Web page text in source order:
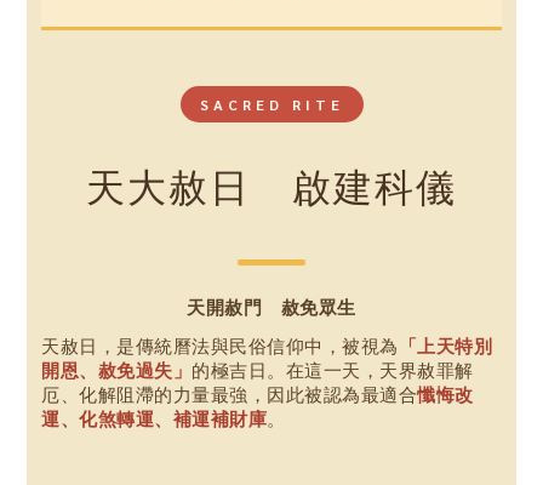
SACRED RITE
天大赦日 啟建科儀
天開赦門 赦免眾生
天赦日，是傳統曆法與民俗信仰中，被視為 「上天特別
開恩、赦免過失」 的極吉日。在這一天，天界赦罪解
厄、化解阻滯的力量最強，因此被認為最適合懺悔改
運、化煞轉運、補運補財庫。